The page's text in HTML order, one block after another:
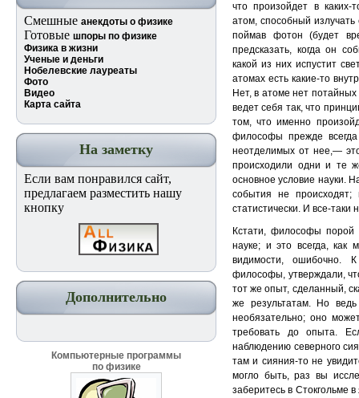
Смешные анекдоты о физике
Готовые шпоры по физике
Физика в жизни
Ученые и деньги
Нобелевские лауреаты
Фото
Видео
Карта сайта
На заметку
Если вам понравился сайт,
предлагаем разместить нашу
кнопку
Дополнительно
Компьютерные программы
по физике
что произойдет в каких-
атом, способный
поймав фотон (будет
предсказать, когда он
какой из них испустит
атомах есть какие-то
Нет, в атоме нет
ведет себя так, что
том, что именно
философы прежде
неотделимых от нее,—
происходили одни и те
основное условие науки.
события не происходят;
статистически. И все-таки
Кстати, философы порой
науке; и это всегда, как
видимости, ошибочно.
философы, утверждали,
тот же опыт, сделанный,
же результатам. Но
необязательно; оно
требовать до опыта.
наблюдению северного
там и сияния-то не
могло быть, раз вы
заберитесь в Стокгольме